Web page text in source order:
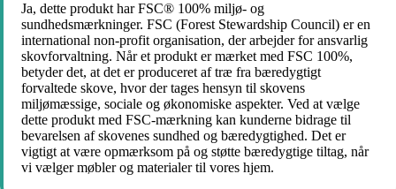
Ja, dette produkt har FSC® 100% miljø- og
sundhedsmærkninger. FSC (Forest Stewardship Council) er en
international non-profit organisation, der arbejder for ansvarlig
skovforvaltning. Når et produkt er mærket med FSC 100%,
betyder det, at det er produceret af træ fra bæredygtigt
forvaltede skove, hvor der tages hensyn til skovens
miljømæssige, sociale og økonomiske aspekter. Ved at vælge
dette produkt med FSC-mærkning kan kunderne bidrage til
bevarelsen af skovenes sundhed og bæredygtighed. Det er
vigtigt at være opmærksom på og støtte bæredygtige tiltag, når
vi vælger møbler og materialer til vores hjem.